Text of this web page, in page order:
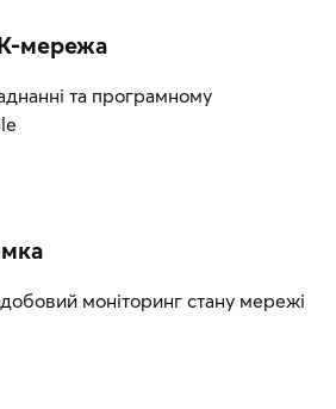
мережа
та програмному
моніторинг стану мережі